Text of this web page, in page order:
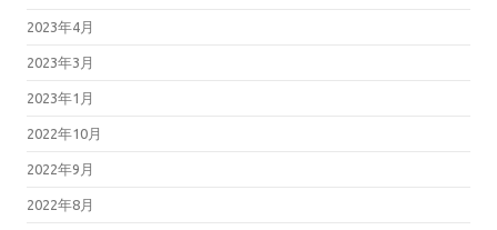
2023年4月
2023年3月
2023年1月
2022年10月
2022年9月
2022年8月